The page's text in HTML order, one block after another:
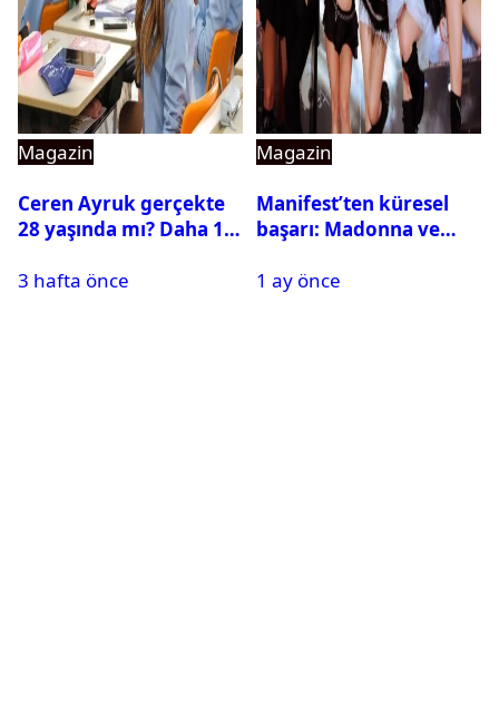
Magazin
Ceren Ayruk gerçekte
28 yaşında mı? Daha 17
3 hafta önce
Magazin
Manifest’ten küresel
başarı: Madonna ve
bıraktı
1 ay önce